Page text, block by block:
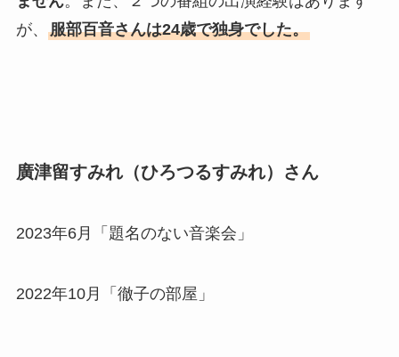
が、 服部百音さんは24歳で独身でした。
廣津留すみれ（ひろつるすみれ）さん
2023年6月「題名のない音楽会」
2022年10月「徹子の部屋」